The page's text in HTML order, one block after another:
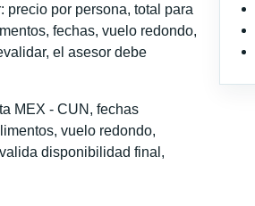
precio por persona, total para
fechas, vuelo redondo,
el asesor debe
MEX - CUN, fechas
vuelo redondo,
disponibilidad final,